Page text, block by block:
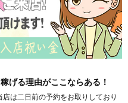
げる理由がここならある！
は二日前の予約をお取りしており